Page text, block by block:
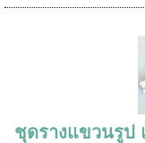
ชุดรางแขวนรูป